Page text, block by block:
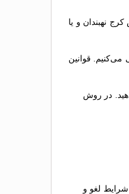
نهبندان و یا
می‌کنیم. قوانین
در روش
لغو و